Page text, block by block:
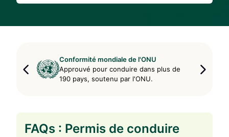
Conformité mondiale de l'ONU
Approuvé pour conduire dans plus de
190 pays, soutenu par l'ONU.
FAQs : Permis de conduire